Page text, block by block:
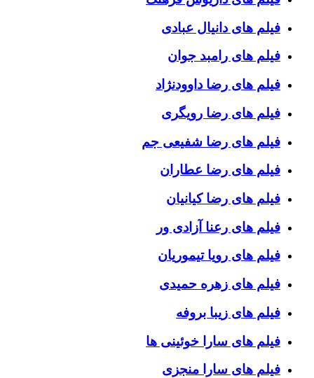
فیلم های دانیال عبادی
فیلم های رامبد جوان
فیلم های رضا داوودنژاد
فیلم های رضا رویگری
فیلم های رضا شفیعی جم
فیلم های رضا عطاران
فیلم های رضا کیانیان
فیلم های رعنا آزادی ور
فیلم های رویا تیموریان
فیلم های زهره حمیدی
فیلم های زیبا بروفه
فیلم های سارا خوئینی ها
فیلم های سارا منجزی